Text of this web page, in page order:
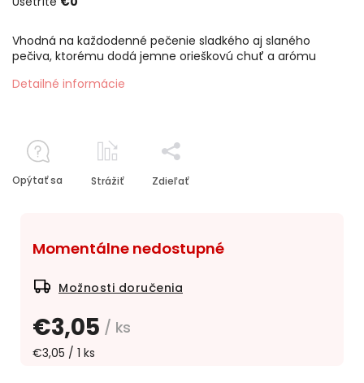
€3,05 / ks
€3,05 / 1 ks
Momentálne nedostupné
Možnosti doručenia
Vhodná na každodenné pečenie sladkého aj slaného
pečiva, ktorému dodá jemne orieškovú chuť a arómu
Detailné informácie
Opýtať sa Strážiť Zdieľať